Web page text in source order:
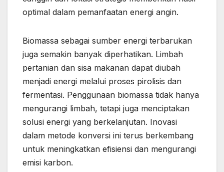
optimal dalam pemanfaatan energi angin.
Biomassa sebagai sumber energi terbarukan
juga semakin banyak diperhatikan. Limbah
pertanian dan sisa makanan dapat diubah
menjadi energi melalui proses pirolisis dan
fermentasi. Penggunaan biomassa tidak hanya
mengurangi limbah, tetapi juga menciptakan
solusi energi yang berkelanjutan. Inovasi
dalam metode konversi ini terus berkembang
untuk meningkatkan efisiensi dan mengurangi
emisi karbon.